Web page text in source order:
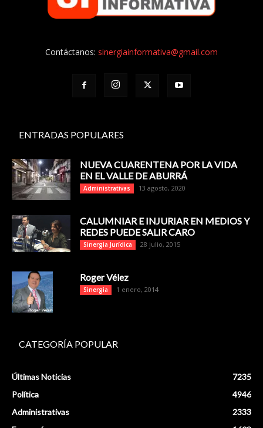
Contáctanos: sinergiainformativa@gmail.com
ENTRADAS POPULARES
NUEVA CUARENTENA POR LA VIDA
EN EL VALLE DE ABURRÁ
Administrativas 13 agosto, 2020
CALUMNIAR E INJURIAR EN MEDIOS Y
REDES PUEDE SALIR CARO
Sinergia Jurídica 28 julio, 2015
Roger Vélez
Sinergia 1 enero, 2014
CATEGORÍA POPULAR
Últimas Noticias
7235
Política
4946
Administrativas
2333